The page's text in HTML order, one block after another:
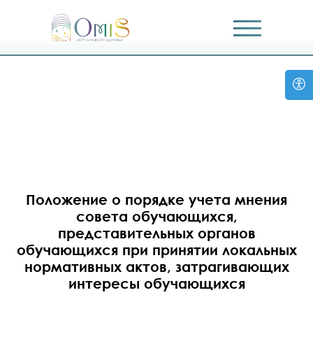
Положение о порядке учета мнения
совета обучающихся,
представительных органов
обучающихся при принятии локальных
нормативных актов, затрагивающих
интересы обучающихся